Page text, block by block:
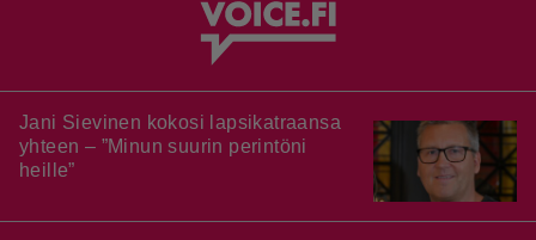
Jani Sievinen kokosi lapsikatraansa
yhteen – ”Minun suurin perintöni
heille”